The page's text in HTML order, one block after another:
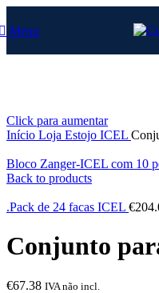
Menu
Click para aumentar
Início Loja Estojo ICEL
Bloco Zanger-ICEL com 10
Back to products
.Pack de 24 facas ICEL €
Conjunto
€67.38 IVA não incl.